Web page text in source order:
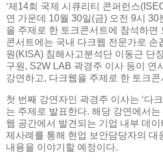
‘제14회 국제 시큐리티 콘퍼런스
연 가운데 10월 30일(금) 오전 9시 30
을 주제로 한 토크콘서트에 참석하면
콘서트에는 국내 다크웹 전문가로 손
원(KISA) 침해사고분석단 이동근 단
구원, S2W LAB 곽경주 이사 등이 연
강연하고, 다크웹을 주제로 한 토크
첫 번째 강연자인 곽경주 이사는 ‘다
는 주제로 발표한다. 해당 강연에서
웹 공간에서 발견되는 기업 내부 데
제사례를 통해 현업 보안담당자의 대
내용을 이야기할 예정이다.